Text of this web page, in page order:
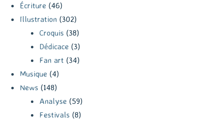
Écriture (46)
Illustration (302)
Croquis (38)
Dédicace (3)
Fan art (34)
Musique (4)
News (148)
Analyse (59)
Festivals (8)